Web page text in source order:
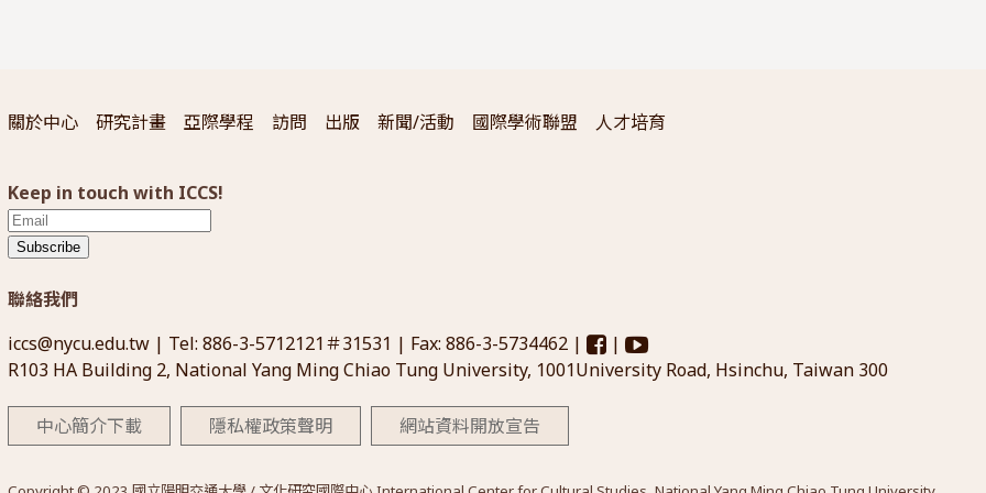
關於中心 研究計畫 亞際學程 訪問 出版 新聞/活動 國際學術聯盟 人才培育
Keep in touch with ICCS!
Subscribe
聯絡我們
iccs@nycu.edu.tw | Tel: 886-3-5712121＃31531 | Fax: 886-3-5734462 |
|
R103 HA Building 2, National Yang Ming Chiao Tung University, 1001University Road, Hsinchu, Taiwan 300
中心簡介下載 隱私權政策聲明 網站資料開放宣告